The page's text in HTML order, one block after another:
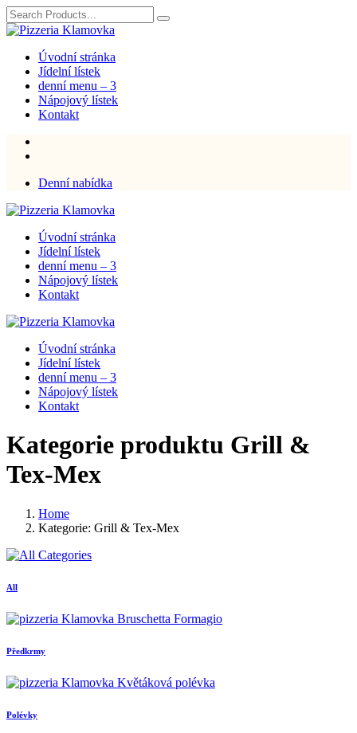
Úvodní stránka
Jídelní lístek
denní menu – 3
Nápojový lístek
Kontakt
Denní nabídka
Úvodní stránka
Jídelní lístek
denní menu – 3
Nápojový lístek
Kontakt
Úvodní stránka
Jídelní lístek
denní menu – 3
Nápojový lístek
Kontakt
Kategorie produktu Grill &
Tex-Mex
Home
Kategorie: Grill & Tex-Mex
All
Předkrmy
Polévky